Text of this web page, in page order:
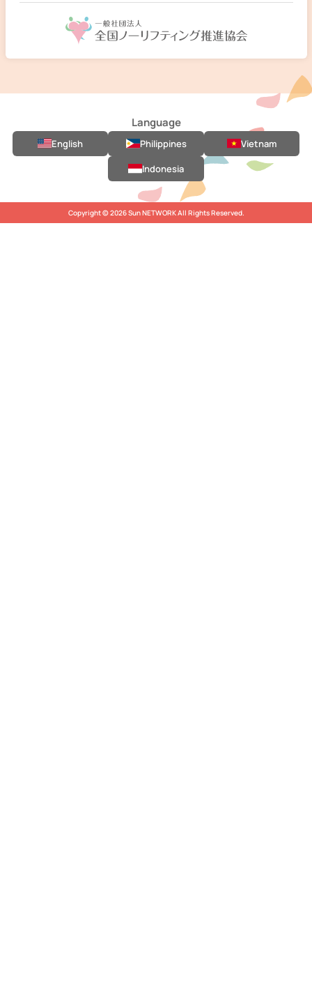
Language
English Philippines
Vietnam
Indonesia
Copyright © 2026 Sun NETWORK All Rights Reserved.